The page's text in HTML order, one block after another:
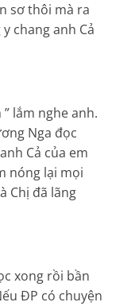
sơ thôi mà ra
chang anh Cả
lắm nghe anh.
Nga đọc
Cả của em
nóng lại mọi
Chị đã lãng
xong rồi bần
ĐP có chuyện